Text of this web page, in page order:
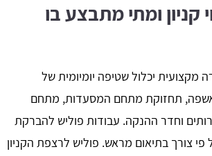
קניון ומתי מתבצע בו
מקצועית יכלול שטיפה יומיומית של
תחזוקת מתחם המסעדות, מתחם
וחדר ההנקה. עבודות פוליש להברקת
צורך בתיאום מראש. פוליש לרצפת הקניון